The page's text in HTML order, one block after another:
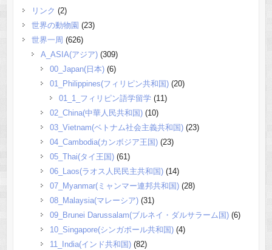
リンク (2)
世界の動物園 (23)
世界一周 (626)
A_ASIA(アジア)(309)
00_Japan(日本)(6)
01_Philippines(フィリピン共和国)(20)
01_1_フィリピン語学留学(11)
02_China(中華人民共和国)(10)
03_Vietnam(ベトナム社会主義共和国)(23)
04_Cambodia(カンボジア王国)(23)
05_Thai(タイ王国)(61)
06_Laos(ラオス人民民主共和国)(14)
07_Myanmar(ミャンマー連邦共和国)(28)
08_Malaysia(マレーシア)(31)
09_Brunei Darussalam(ブルネイ・ダルサラーム国)(6)
10_Singapore(シンガポール共和国)(4)
11_India(インド共和国)(82)